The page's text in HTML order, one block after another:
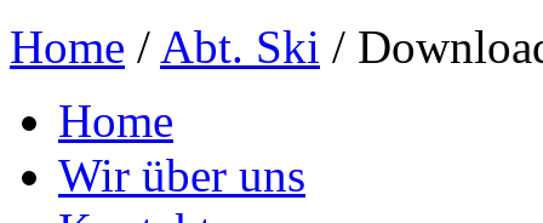
Home / Abt. Ski /
Home
Wir über uns